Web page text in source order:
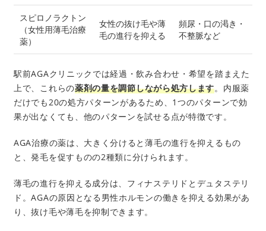
スピロノラクトン
（女性用薄毛治療
薬）
女性の抜け毛や薄
毛の進行を抑える
頻尿・口の渇き・
不整脈など
駅前AGAクリニックでは経過・飲み合わせ・希望を踏まえた
上で、これらの薬剤の量を調節しながら処方します。内服薬
だけでも20の処方パターンがあるため、1つのパターンで効
果が出なくても、他のパターンを試せる点が特徴です。
AGA治療の薬は、大きく分けると薄毛の進行を抑えるもの
と、発毛を促すものの2種類に分けられます。
薄毛の進行を抑える成分は、フィナステリドとデュタステリ
ド。AGAの原因となる男性ホルモンの働きを抑える効果があ
り、抜け毛や薄毛を抑制できます。